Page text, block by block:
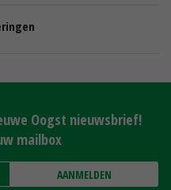
Oogst nieuwsbrief!
mailbox
AANMELDEN